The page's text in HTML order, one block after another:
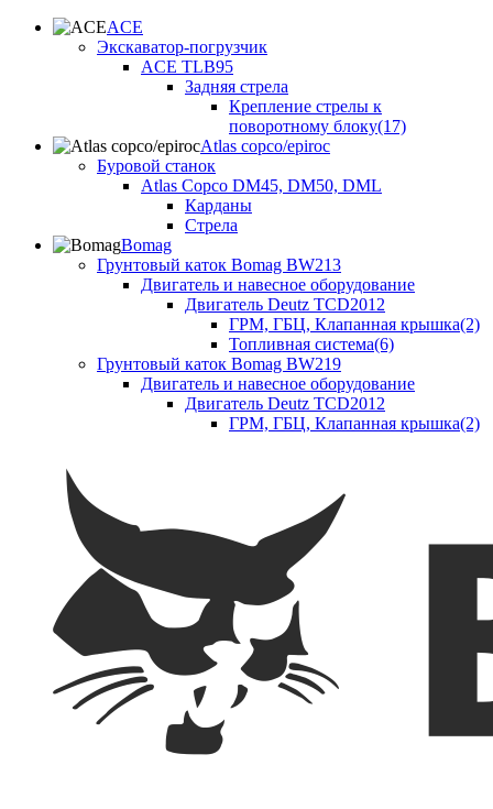
ACE
Экскаватор-погрузчик
ACE TLB95
Задняя стрела
Крепление стрелы к
поворотному блоку(17)
Atlas copco/epiroc
Буровой станок
Atlas Copco DM45, DM50, DML
Карданы
Стрела
Bomag
Грунтовый каток Bomag BW213
Двигатель и навесное оборудование
Двигатель Deutz TCD2012
ГРМ, ГБЦ, Клапанная крышка(2)
Топливная система(6)
Грунтовый каток Bomag BW219
Двигатель и навесное оборудование
Двигатель Deutz TCD2012
ГРМ, ГБЦ, Клапанная крышка(2)